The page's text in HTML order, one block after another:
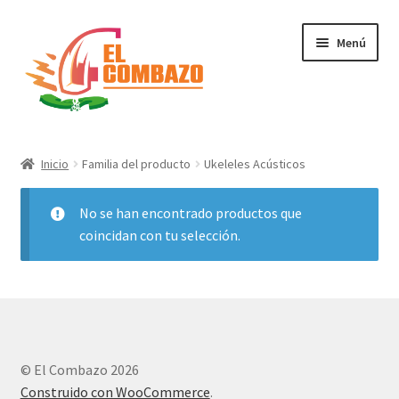
Menú
DJ, Audio e Iluminación PRO
Grabación de Audio & Video
Marcas
Inicio Familia del producto Ukeleles Acústicos
No se han encontrado productos que
coincidan con tu selección.
© El Combazo 2026
Construido con WooCommerce.